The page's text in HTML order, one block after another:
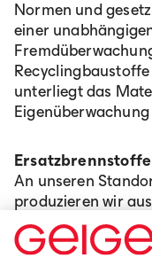
Normen und
einer
unterliegt das
Ersatzbrennstoffe
An unseren
produzieren wir
wie beispielsweise
Ersatzbrennstoffe